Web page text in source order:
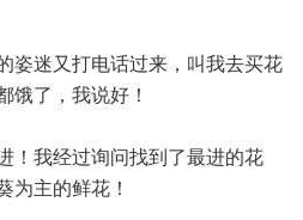
姿迷又打电话过来，叫我去买花
饿了，我说好！
！我经过询问找到了最进的花
为主的鲜花！